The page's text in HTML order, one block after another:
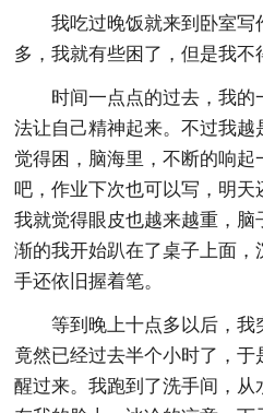
我吃过晚饭就来到卧室写
多，我就有些困了，但是我不
时间一点点的过去，我
法让自己精神起来。不过我
觉得困，脑海里，不断的响
吧，作业下次也可以写，明天
我就觉得眼皮也越来越重，
渐的我开始趴在了桌子上面
手还依旧握着笔。
等到晚上十点多以后，
竟然已经过去半个小时了，
醒过来。我跑到了洗手间，